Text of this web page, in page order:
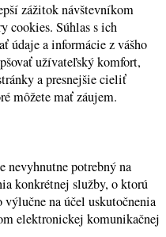
zážitok návštevníkom
cookies. Súhlas s ich
údaje a informácie z vášho
užívateľský komfort,
a presnejšie cieliť
môžete mať záujem.
nevyhnutne potrebný na
konkrétnej služby, o ktorú
na účel uskutočnenia
elektronickej komunikačnej